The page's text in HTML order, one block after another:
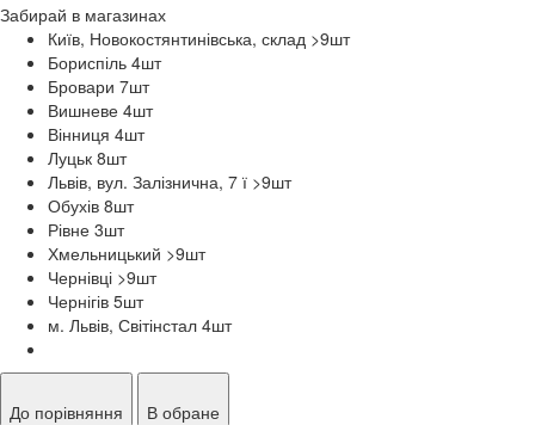
Забирай в магазинах
Київ, Новокостянтинівська, склад >9шт
Бориспіль 4шт
Бровари 7шт
Вишневе 4шт
Вінниця 4шт
Луцьк 8шт
Львів, вул. Залізнична, 7 ї >9шт
Обухів 8шт
Рівне 3шт
Хмельницький >9шт
Чернівці >9шт
Чернігів 5шт
м. Львів, Світінстал 4шт
До порівняння
В обране